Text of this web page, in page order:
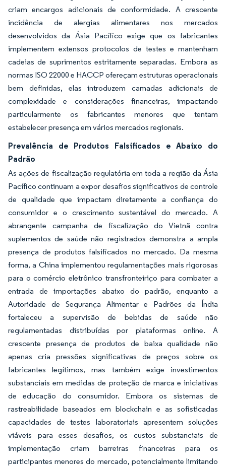
criam encargos adicionais de conformidade. A crescente
incidência de alergias alimentares nos mercados
desenvolvidos da Ásia Pacífico exige que os fabricantes
implementem extensos protocolos de testes e mantenham
cadeias de suprimentos estritamente separadas. Embora as
normas ISO 22000 e HACCP ofereçam estruturas operacionais
bem definidas, elas introduzem camadas adicionais de
complexidade e considerações financeiras, impactando
particularmente os fabricantes menores que tentam
estabelecer presença em vários mercados regionais.
Prevalência de Produtos Falsificados e Abaixo do
Padrão
As ações de fiscalização regulatória em toda a região da Ásia
Pacífico continuam a expor desafios significativos de controle
de qualidade que impactam diretamente a confiança do
consumidor e o crescimento sustentável do mercado. A
abrangente campanha de fiscalização do Vietnã contra
suplementos de saúde não registrados demonstra a ampla
presença de produtos falsificados no mercado. Da mesma
forma, a China implementou regulamentações mais rigorosas
para o comércio eletrônico transfronteiriço para combater a
entrada de importações abaixo do padrão, enquanto a
Autoridade de Segurança Alimentar e Padrões da Índia
fortaleceu a supervisão de bebidas de saúde não
regulamentadas distribuídas por plataformas online. A
crescente presença de produtos de baixa qualidade não
apenas cria pressões significativas de preços sobre os
fabricantes legítimos, mas também exige investimentos
substanciais em medidas de proteção de marca e iniciativas
de educação do consumidor. Embora os sistemas de
rastreabilidade baseados em blockchain e as sofisticadas
capacidades de testes laboratoriais apresentem soluções
viáveis para esses desafios, os custos substanciais de
implementação criam barreiras financeiras para os
participantes menores do mercado, potencialmente limitando